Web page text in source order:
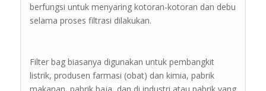
berfungsi untuk menyaring kotoran-kotoran dan debu
selama proses filtrasi dilakukan.
Filter bag biasanya digunakan untuk pembangkit
listrik, produsen farmasi (obat) dan kimia, pabrik